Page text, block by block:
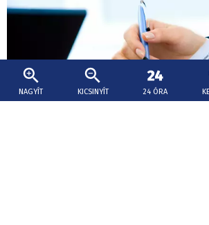
NAGYÍT KICSINYÍT 24 ÓRA